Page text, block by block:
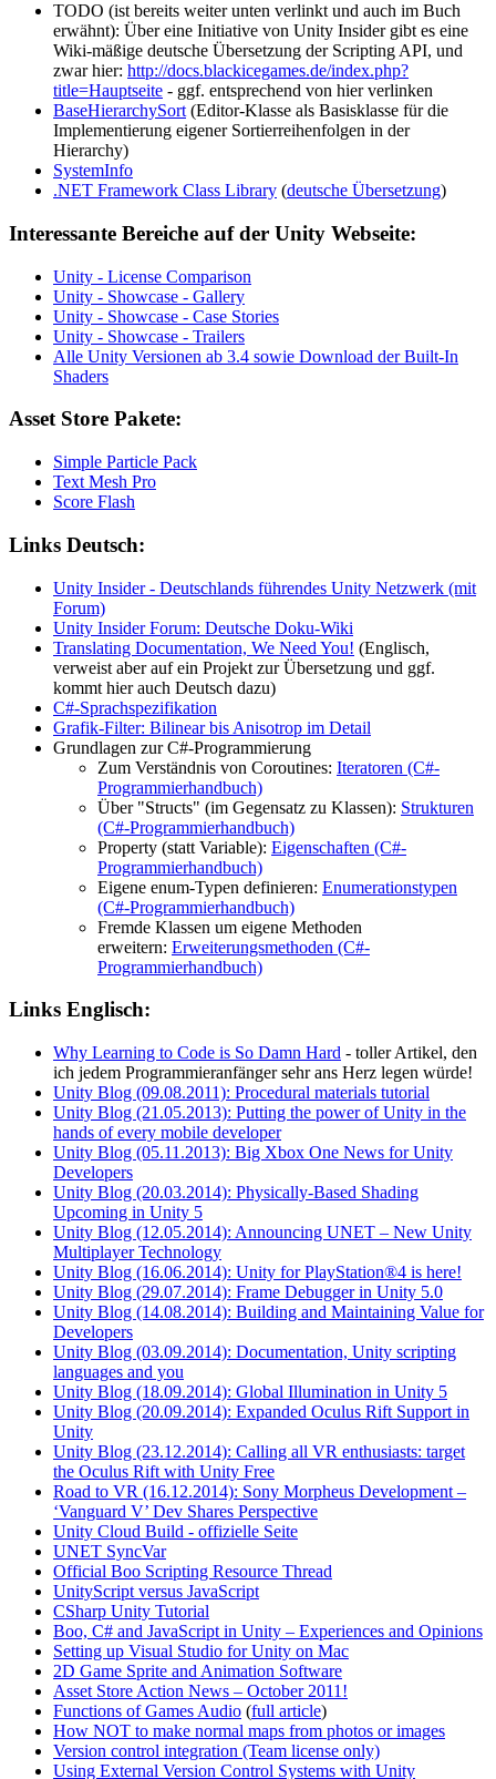
TODO (ist bereits weiter unten verlinkt und auch im Buch
erwähnt): Über eine Initiative von Unity Insider gibt es eine
Wiki-mäßige deutsche Übersetzung der Scripting API, und
zwar hier: http://docs.blackicegames.de/index.php?
title=Hauptseite - ggf. entsprechend von hier verlinken
BaseHierarchySort (Editor-Klasse als Basisklasse für die
Implementierung eigener Sortierreihenfolgen in der
Hierarchy)
SystemInfo
.NET Framework Class Library (deutsche Übersetzung)
Interessante Bereiche auf der Unity Webseite:
Unity - License Comparison
Unity - Showcase - Gallery
Unity - Showcase - Case Stories
Unity - Showcase - Trailers
Alle Unity Versionen ab 3.4 sowie Download der Built-In
Shaders
Asset Store Pakete:
Simple Particle Pack
Text Mesh Pro
Score Flash
Links Deutsch:
Unity Insider - Deutschlands führendes Unity Netzwerk (mit
Forum)
Unity Insider Forum: Deutsche Doku-Wiki
Translating Documentation, We Need You! (Englisch,
verweist aber auf ein Projekt zur Übersetzung und ggf.
kommt hier auch Deutsch dazu)
C#-Sprachspezifikation
Grafik-Filter: Bilinear bis Anisotrop im Detail
Grundlagen zur C#-Programmierung
Zum Verständnis von Coroutines: Iteratoren (C#-
Programmierhandbuch)
Über "Structs" (im Gegensatz zu Klassen): Strukturen
(C#-Programmierhandbuch)
Property (statt Variable): Eigenschaften (C#-
Programmierhandbuch)
Eigene enum-Typen definieren: Enumerationstypen
(C#-Programmierhandbuch)
Fremde Klassen um eigene Methoden
erweitern: Erweiterungsmethoden (C#-
Programmierhandbuch)
Links Englisch:
Why Learning to Code is So Damn Hard - toller Artikel, den
ich jedem Programmieranfänger sehr ans Herz legen würde!
Unity Blog (09.08.2011): Procedural materials tutorial
Unity Blog (21.05.2013): Putting the power of Unity in the
hands of every mobile developer
Unity Blog (05.11.2013): Big Xbox One News for Unity
Developers
Unity Blog (20.03.2014): Physically-Based Shading
Upcoming in Unity 5
Unity Blog (12.05.2014): Announcing UNET – New Unity
Multiplayer Technology
Unity Blog (16.06.2014): Unity for PlayStation®4 is here!
Unity Blog (29.07.2014): Frame Debugger in Unity 5.0
Unity Blog (14.08.2014): Building and Maintaining Value for
Developers
Unity Blog (03.09.2014): Documentation, Unity scripting
languages and you
Unity Blog (18.09.2014): Global Illumination in Unity 5
Unity Blog (20.09.2014): Expanded Oculus Rift Support in
Unity
Unity Blog (23.12.2014): Calling all VR enthusiasts: target
the Oculus Rift with Unity Free
Road to VR (16.12.2014): Sony Morpheus Development –
‘Vanguard V’ Dev Shares Perspective
Unity Cloud Build - offizielle Seite
UNET SyncVar
Official Boo Scripting Resource Thread
UnityScript versus JavaScript
CSharp Unity Tutorial
Boo, C# and JavaScript in Unity – Experiences and Opinions
Setting up Visual Studio for Unity on Mac
2D Game Sprite and Animation Software
Asset Store Action News – October 2011!
Functions of Games Audio (full article)
How NOT to make normal maps from photos or images
Version control integration (Team license only)
Using External Version Control Systems with Unity